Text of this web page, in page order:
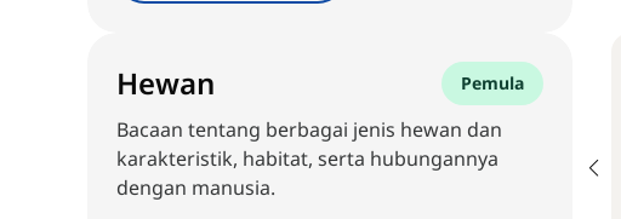
Hewan Pemula
Bacaan tentang berbagai jenis hewan dan
karakteristik, habitat, serta hubungannya
dengan manusia.